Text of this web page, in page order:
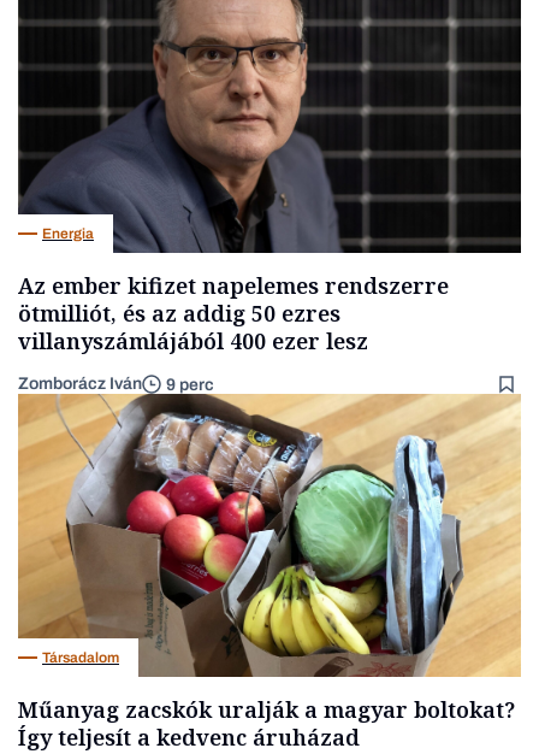
Energia
Az ember kifizet napelemes rendszerre
ötmilliót, és az addig 50 ezres
villanyszámlájából 400 ezer lesz
Zomborácz Iván 9 perc
Társadalom
Műanyag zacskók uralják a magyar boltokat?
Így teljesít a kedvenc áruházad